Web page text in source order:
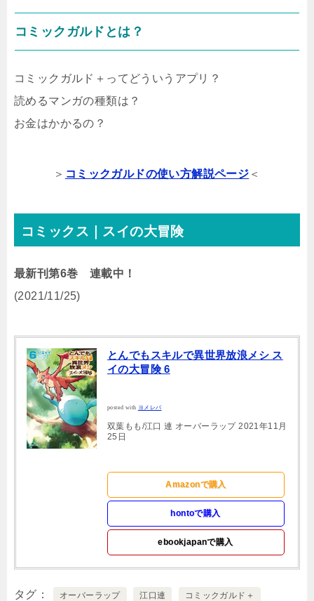
コミックガルドとは？
コミックガルド＋ってどういうアプリ？
読めるマンガの種類は？
お金はかかるの？
＞ コミックガルドの使い方解説ページ ＜
コミックス｜スイの大冒険
最新刊第6巻 連載中！
(2021/11/25)
とんでもスキルで異世界放浪メシ ス
イの大冒険 6
posted with ヨメレバ
双葉もも/江口 連 オーバーラップ 2021年11月
25日
Amazonで購入
hontoで購入
ebookjapanで購入
タグ オーバーラップ 江口連 コミックガルド＋